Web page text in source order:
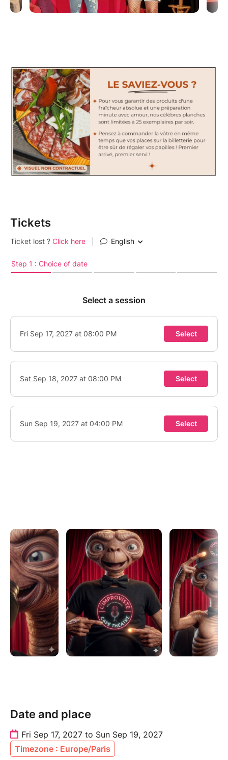
Tickets
Date and place
Fri Sep 17, 2027 to Sun Sep 19, 2027
Timezone : Europe/Paris